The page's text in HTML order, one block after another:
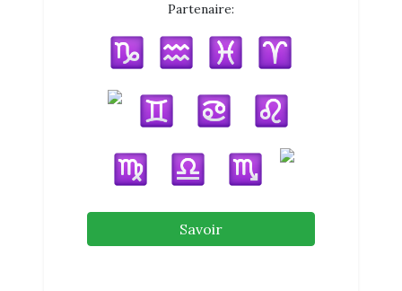
Partenaire:
Savoir